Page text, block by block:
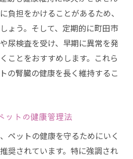
負担をかけることがあるため、
ょう。そして、定期的に町田市
尿検査を受け、早期に異常を発
ことをおすすめします。これら
の腎臓の健康を長く維持するこ
ットの健康管理法
ペットの健康を守るためにいく
奨されています。特に強調され